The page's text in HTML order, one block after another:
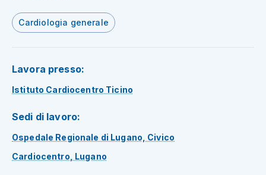
Cardiologia generale
Lavora presso:
Istituto Cardiocentro Ticino
Sedi di lavoro:
Ospedale Regionale di Lugano, Civico
Cardiocentro, Lugano